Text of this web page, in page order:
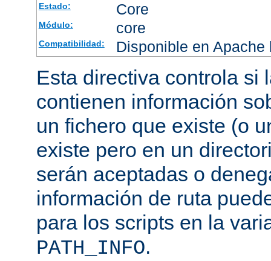
Estado: Core
Módulo: core
Compatibilidad: Disponible en
Esta directiva controla si
contienen información
un fichero que existe (o
existe pero en un
serán aceptadas o
información de ruta
para los scripts en la
PATH_INFO.